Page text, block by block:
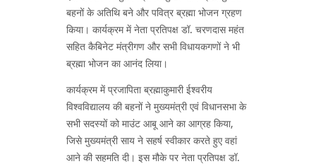
बहनों के अतिथि बने और पवित्र ब्रह्मा भोजन ग्रहण
किया। कार्यक्रम में नेता प्रतिपक्ष डॉ. चरणदास महंत
सहित कैबिनेट मंत्रीगण और सभी विधायकगणों ने भी
ब्रह्मा भोजन का आनंद लिया।
कार्यक्रम में प्रजापिता ब्रह्माकुमारी ईश्वरीय
विश्वविद्यालय की बहनों ने मुख्यमंत्री एवं विधानसभा के
सभी सदस्यों को माउंट आबू आने का आग्रह किया,
जिसे मुख्यमंत्री साय ने सहर्ष स्वीकार करते हुए वहां
आने की सहमति दी। इस मौके पर नेता प्रतिपक्ष डॉ.